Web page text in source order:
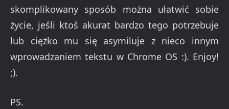
skomplikowany sposób można ułatwić sobie
życie, jeśli ktoś akurat bardzo tego potrzebuje
lub ciężko mu się asymiluje z nieco innym
wprowadzaniem tekstu w Chrome OS :). Enjoy!
;).
PS.